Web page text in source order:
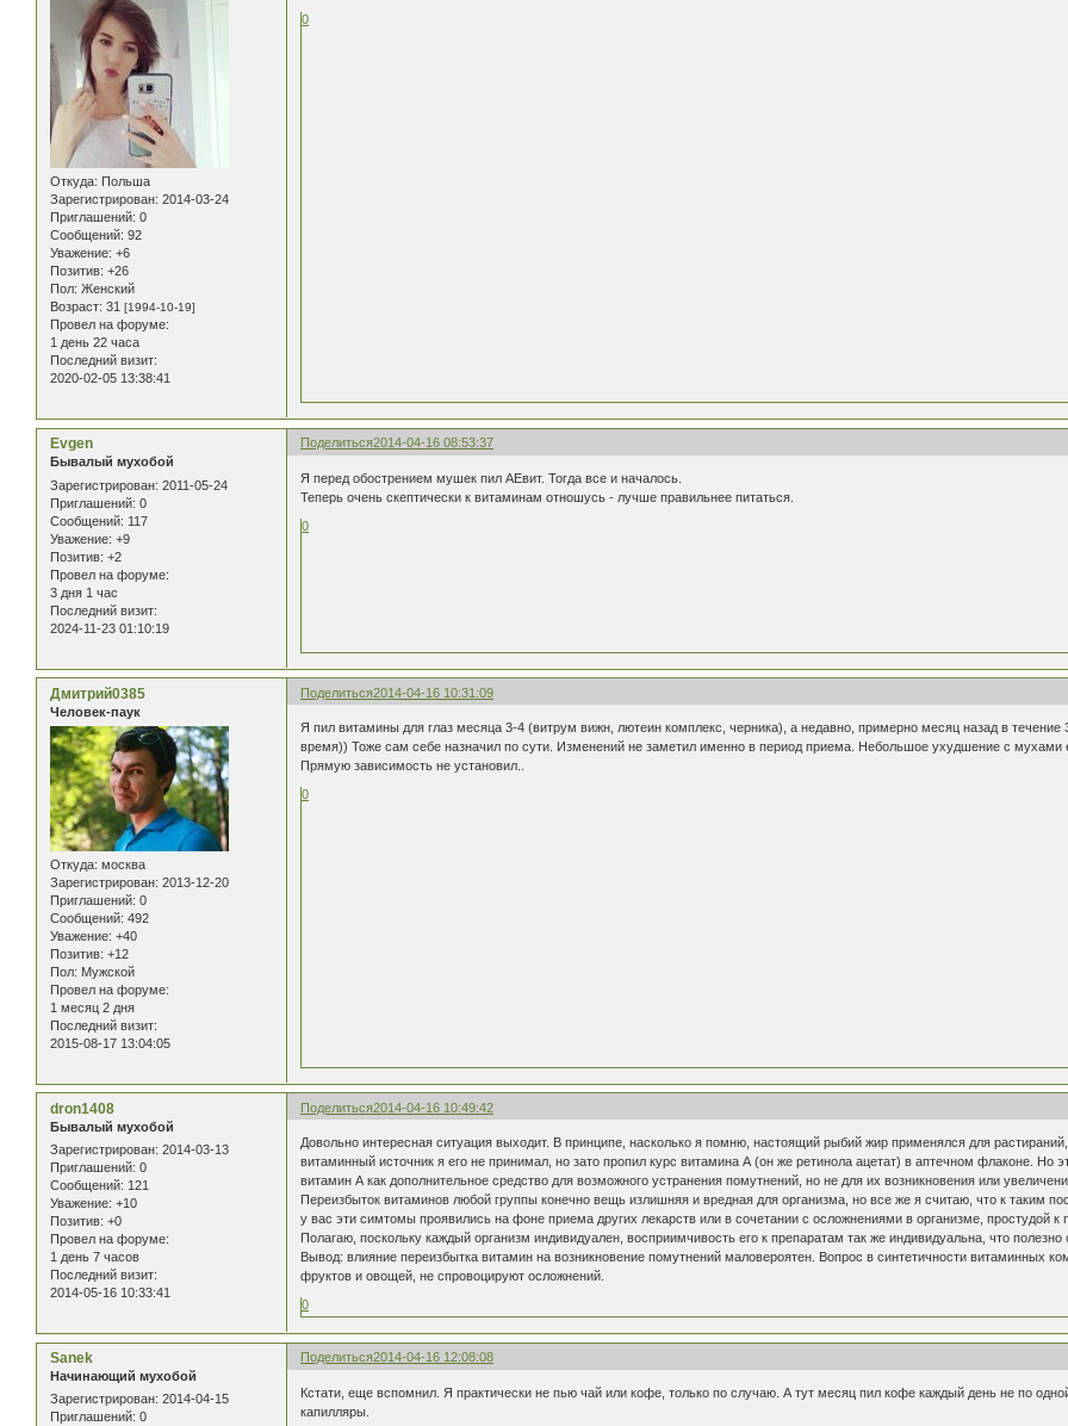
Откуда: Польша
Зарегистрирован: 2014-03-24
Приглашений: 0
Сообщений: 92
Уважение: +6
Позитив: +26
Пол: Женский
Возраст: 31 [1994-10-19]
Провел на форуме:
1 день 22 часа
Последний визит:
2020-02-05 13:38:41
0
Поделиться2014-04-16 08:53:37
Evgen
Бывалый мухобой
Зарегистрирован: 2011-05-24
Приглашений: 0
Сообщений: 117
Уважение: +9
Позитив: +2
Провел на форуме:
3 дня 1 час
Последний визит:
2024-11-23 01:10:19
Я перед обострением мушек пил АЕвит. Тогда все и началось.
Теперь очень скептически к витаминам отношусь - лучше правильнее питаться.
0
Поделиться2014-04-16 10:31:09
Дмитрий0385
Человек-паук
Откуда: москва
Зарегистрирован: 2013-12-20
Приглашений: 0
Сообщений: 492
Уважение: +40
Позитив: +12
Пол: Мужской
Провел на форуме:
1 месяц 2 дня
Последний визит:
2015-08-17 13:04:05
Я пил витамины для глаз месяца 3-4 (витрум вижн, лютеин комплекс, черника), а недавно, примерно месяц назад в течение
время)) Тоже сам себе назначил по сути. Изменений не заметил именно в период приема. Небольшое ухудшение с мухами
Прямую зависимость не установил..
0
Поделиться2014-04-16 10:49:42
dron1408
Бывалый мухобой
Зарегистрирован: 2014-03-13
Приглашений: 0
Сообщений: 121
Уважение: +10
Позитив: +0
Провел на форуме:
1 день 7 часов
Последний визит:
2014-05-16 10:33:41
Довольно интересная ситуация выходит. В принципе, насколько я помню, настоящий рыбий жир применялся для
витаминный источник я его не принимал, но зато пропил курс витамина А (он же ретинола ацетат) в аптечном флаконе.
витамин А как дополнительное средство для возможного устранения помутнений, но не для их возникновения или
Переизбыток витаминов любой группы конечно вещь излишняя и вредная для организма, но все же я считаю, что к таким
у вас эти симтомы проявились на фоне приема других лекарств или в сочетании с осложнениями в организме, простудой
Полагаю, поскольку каждый организм индивидуален, восприимчивость его к препаратам так же индивидуальна, что полезно
Вывод: влияние переизбытка витамин на возникновение помутнений маловероятен. Вопрос в синтетичности витаминных
фруктов и овощей, не спровоцируют осложнений.
0
Поделиться2014-04-16 12:08:08
Sanek
Начинающий мухобой
Зарегистрирован: 2014-04-15
Приглашений: 0
Кстати, еще вспомнил. Я практически не пью чай или кофе, только по случаю. А тут месяц пил кофе каждый день не по
капилляры.